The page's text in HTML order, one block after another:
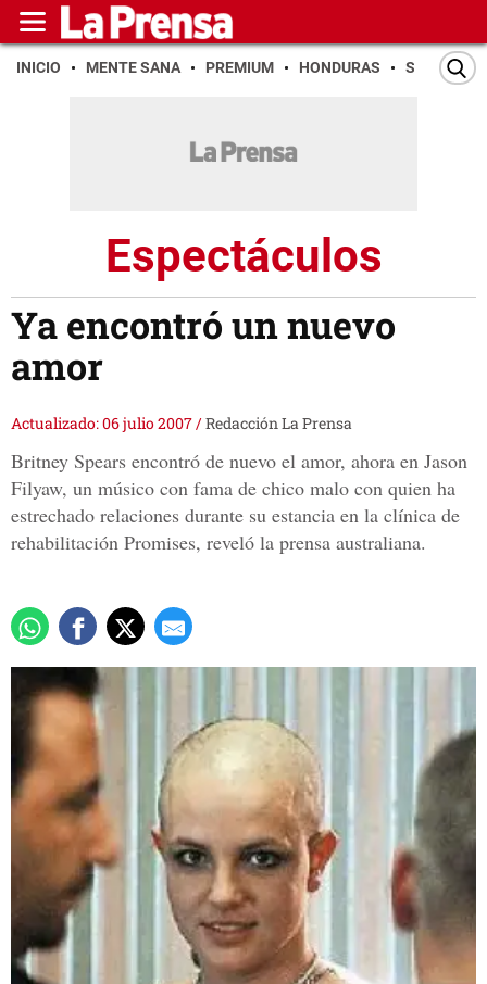
INICIO MENTE SANA PREMIUM HONDURAS SAN PEDRO
Espectáculos
Ya encontró un nuevo
amor
Actualizado: 06 julio 2007/Redacción La Prensa
Britney Spears encontró de nuevo el amor, ahora en Jason
Filyaw, un músico con fama de chico malo con quien ha
estrechado relaciones durante su estancia en la clínica de
rehabilitación Promises, reveló la prensa australiana.